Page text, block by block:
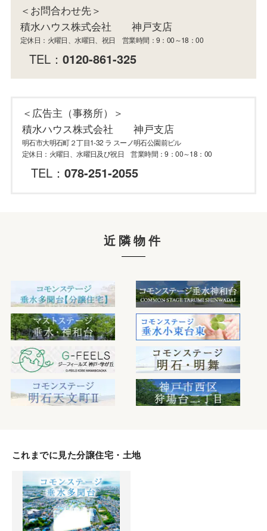
＜お問合わせ先＞
積水ハウス株式会社 神戸支店
定休日：火曜日、水曜日、祝日 営業時間：9：00～18：00
TEL：0120-861-325
＜広告主（事務所）＞
積水ハウス株式会社 神戸支店
明石市大明石町２丁目1-32 ラ スーノ明石公園前ビル
定休日：火曜日、水曜日及び祝日 営業時間：9：00～18：00
TEL： 078-251-2055
近隣物件
これまでに見た分譲住宅・土地